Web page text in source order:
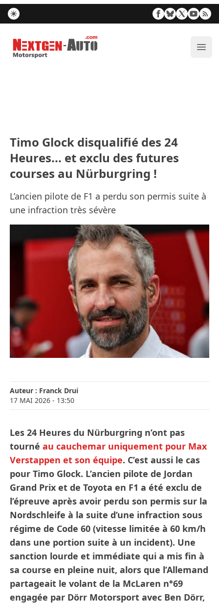
Nextgen-Auto.com
Timo Glock disqualifié des 24
Heures... et exclu des futures
courses au Nürburgring !
L’ancien pilote de F1 a perdu son permis suite à
une infraction très sévère
Auteur : Franck Drui
17 MAI 2026 - 13:50
Les 24 Heures du Nürburgring n’ont pas
tourné au cauchemar uniquement pour Max
Verstappen et son équipe. C’est aussi le cas
pour Timo Glock. L’ancien pilote de Jordan
Grand Prix et de Toyota en F1 a été exclu de
l’épreuve après avoir perdu son permis sur la
Nordschleife à la suite d’une infraction sous
régime de Code 60 (vitesse limitée à 60 km/h
dans une portion suite à un incident). Une
sanction lourde et immédiate qui a mis fin à
sa course en pleine nuit, alors que l’Allemand
partageait le volant de la McLaren n°69
engagée par Dörr Motorsport avec Ben Dörr,